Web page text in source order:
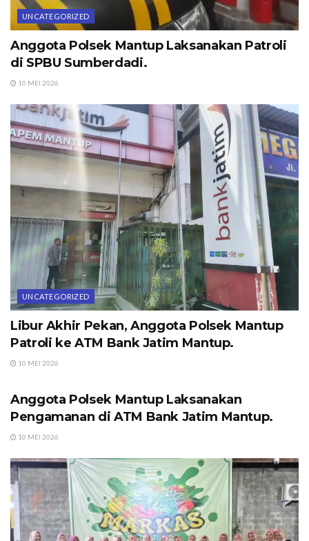
UNCATEGORIZED
Anggota Polsek Mantup Laksanakan Patroli
di SPBU Sumberdadi.
10 MEI 2026
UNCATEGORIZED
Libur Akhir Pekan, Anggota Polsek Mantup
Patroli ke ATM Bank Jatim Mantup.
10 MEI 2026
Anggota Polsek Mantup Laksanakan
Pengamanan di ATM Bank Jatim Mantup.
10 MEI 2026